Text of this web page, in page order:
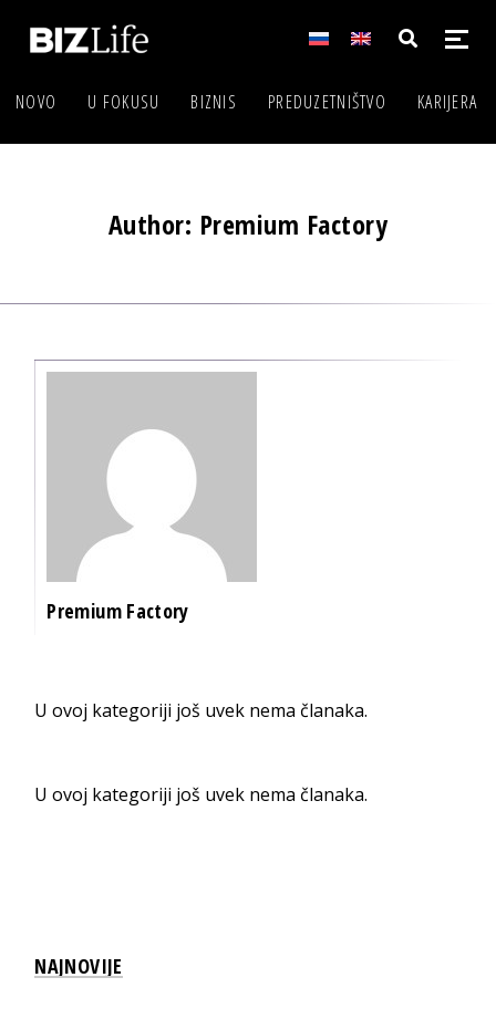
NOVO U FOKUSU BIZNIS PREDUZETNIŠTVO KARIJERA
Author: Premium Factory
Premium Factory
U ovoj kategoriji još uvek nema članaka.
U ovoj kategoriji još uvek nema članaka.
NAJNOVIJE